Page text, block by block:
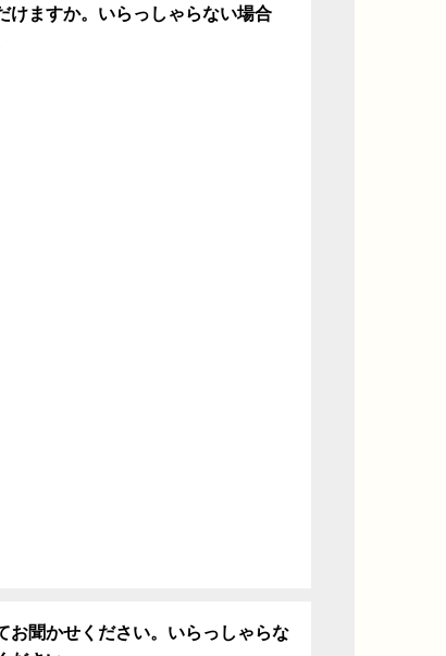
けますか。いらっしゃらない場合
お聞かせください。いらっしゃらな